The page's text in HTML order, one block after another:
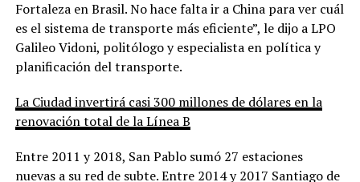
Fortaleza en Brasil. No hace falta ir a China para ver cuál
es el sistema de transporte más eficiente”, le dijo a LPO
Galileo Vidoni, politólogo y especialista en política y
planificación del transporte.
La Ciudad invertirá casi 300 millones de dólares en la
renovación total de la Línea B
Entre 2011 y 2018, San Pablo sumó 27 estaciones
nuevas a su red de subte. Entre 2014 y 2017 Santiago de